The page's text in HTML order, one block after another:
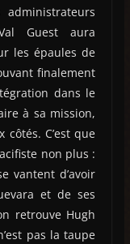
Guest aura
les épaules de
finalement
dans le
à sa mission,
C’est que
non plus :
vantent d’avoir
et de ses
retrouve Hugh
pas la taupe